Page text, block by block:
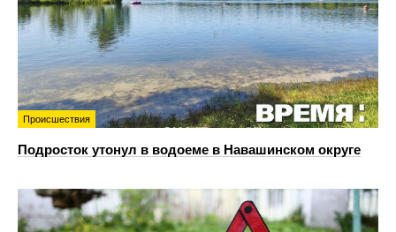
Происшествия
Подросток утонул в водоеме в Навашинском округе